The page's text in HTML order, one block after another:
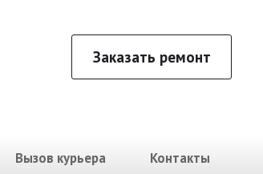
Заказать ремонт
Вызов курьера Контакты